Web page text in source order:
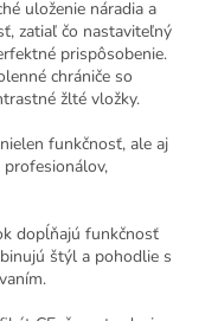
uloženie náradia a
zatiaľ čo nastaviteľný
prispôsobenie.
chrániče so
žlté vložky.
funkčnosť, ale aj
dopĺňajú funkčnosť
štýl a pohodlie s